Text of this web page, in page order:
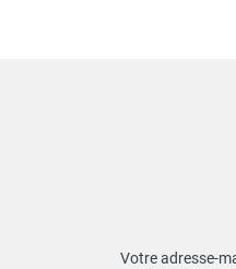
Votre adresse-